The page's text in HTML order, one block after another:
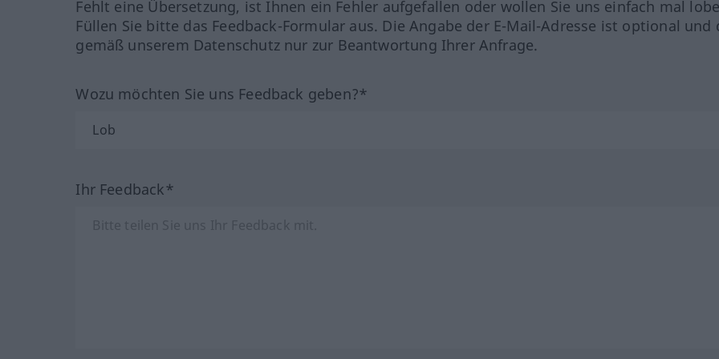
Fehlt eine Übersetzung, ist Ihnen ein Fehler aufgefallen oder wollen Sie uns einfach mal
Füllen Sie bitte das Feedback-Formular aus. Die Angabe der E-Mail-Adresse ist optional und
gemäß unserem Datenschutz nur zur Beantwortung Ihrer Anfrage.
Wozu möchten Sie uns Feedback geben?*
Ihr Feedback*